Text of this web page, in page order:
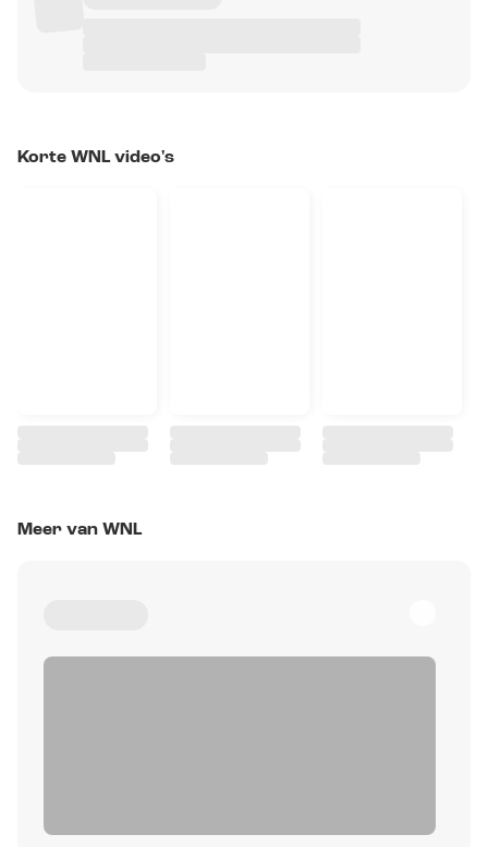
Korte WNL video's
Meer van WNL